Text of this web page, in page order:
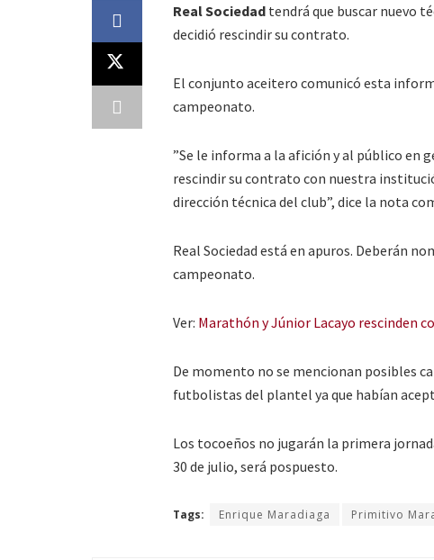
Real Sociedad tendrá que buscar nuevo
decidió rescindir su contrato.
El conjunto aceitero comunicó esta
campeonato.
”Se le informa a la afición y al público en
rescindir su contrato con nuestra
dirección técnica del club”, dice la nota
Real Sociedad está en apuros. Deberán
campeonato.
Ver: Marathón y Júnior Lacayo rescinden
De momento no se mencionan posibles
futbolistas del plantel ya que habían
Los tocoeños no jugarán la primera
30 de julio, será pospuesto.
Tags: Enrique Maradiaga Primitivo